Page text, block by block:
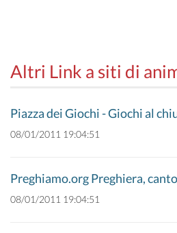
Altri Link a siti di
Piazza dei Giochi - Giochi al
08/01/2011 19:04:51
Preghiamo.org Preghiera,
08/01/2011 19:04:51